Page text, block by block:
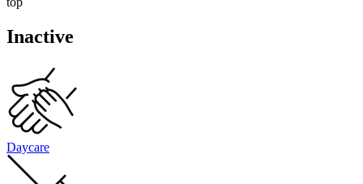
Inactive
Daycare